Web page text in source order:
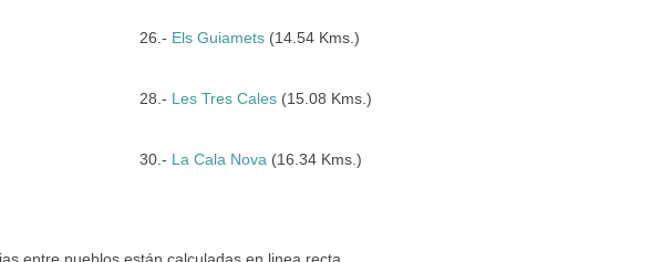
26.- Els Guiamets (14.54 Kms.)
28.- Les Tres Cales (15.08 Kms.)
30.- La Cala Nova (16.34 Kms.)